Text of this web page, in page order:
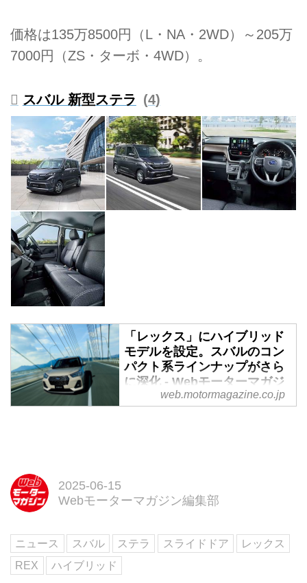
価格は135万8500円（L・NA・2WD）～205万
7000円（ZS・ターボ・4WD）。
スバル 新型ステラ 4
「レックス」にハイブリッド
モデルを設定。スバルのコン
パクト系ラインナップがさら
に深化 - Webモーターマガジ
web.motormagazine.co.jp
2025-06-15
Webモーターマガジン編集部
ニュース スバル ステラ スライドドア
レックス
REX
ハイブリッド